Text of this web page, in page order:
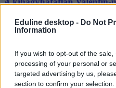
Eduline desktop - Do Not
Information
If you wish to opt-out of the
processing of your personal or
targeted advertising by us,
section to confirm your
Február 14-én szinte kötelező
Campus life
Eduline